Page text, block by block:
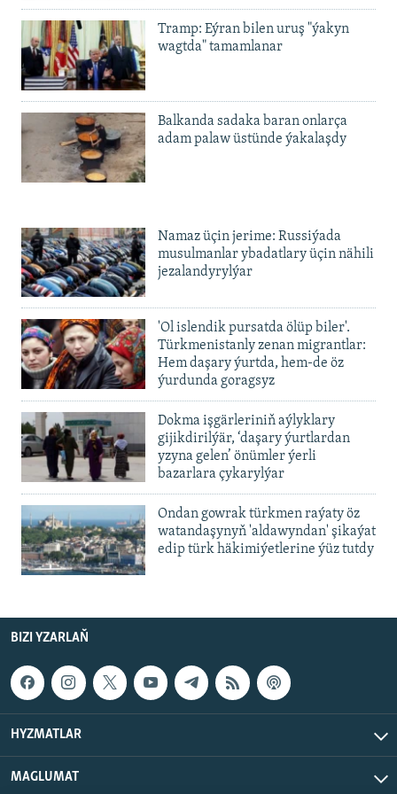
Tramp: Eýran bilen uruş "ýakyn
wagtda" tamamlanar
Balkanda sadaka baran onlarça
adam palaw üstünde ýakalaşdy
Namaz üçin jerime: Russiýada
musulmanlar ybadatlary üçin nähili
jezalandyrylýar
'Ol islendik pursatda ölüp biler'.
Türkmenistanly zenan migrantlar:
Hem daşary ýurtda, hem-de öz
ýurdunda goragsyz
Dokma işgärleriniň aýlyklary
gijikdirilýär, ‘daşary ýurtlardan
yzyna gelen’ önümler ýerli
bazarlara çykarylýar
Ondan gowrak türkmen raýaty öz
watandaşynyň 'aldawyndan' şikaýat
edip türk häkimiýetlerine ýüz tutdy
BIZI YZARLAŇ
HYZMATLAR
MAGLUMAT